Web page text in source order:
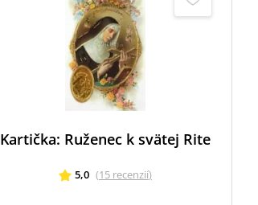
Kartička: Ruženec k svätej Rite
5,0 (15 recenzií)